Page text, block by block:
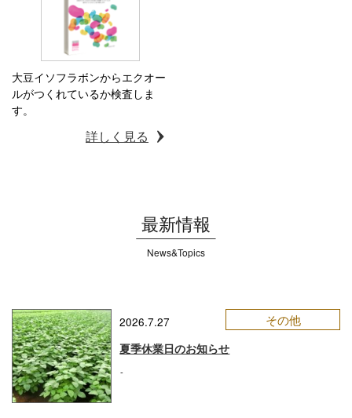
大豆イソフラボンからエクオー
ルがつくれているか検査しま
す。
詳しく見る
最新情報
News&Topics
2026.7.27 その他
夏季休業日のお知らせ
-